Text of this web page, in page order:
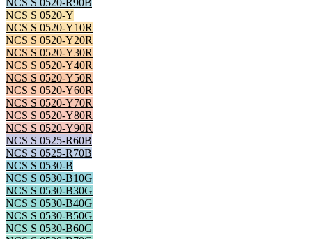
NCS S 0520-R90B
NCS S 0520-Y
NCS S 0520-Y10R
NCS S 0520-Y20R
NCS S 0520-Y30R
NCS S 0520-Y40R
NCS S 0520-Y50R
NCS S 0520-Y60R
NCS S 0520-Y70R
NCS S 0520-Y80R
NCS S 0520-Y90R
NCS S 0525-R60B
NCS S 0525-R70B
NCS S 0530-B
NCS S 0530-B10G
NCS S 0530-B30G
NCS S 0530-B40G
NCS S 0530-B50G
NCS S 0530-B60G